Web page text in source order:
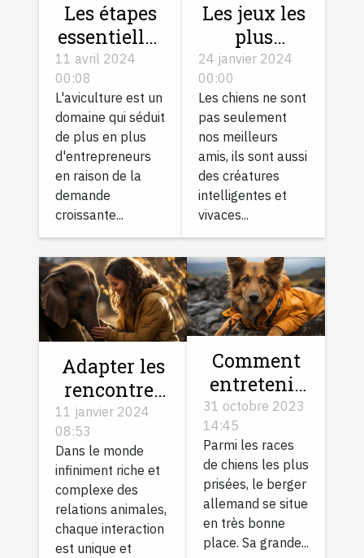
Les étapes
essentielles
pour lancer
son élevage
de volailles
en France
11 avril 2024
00:08
L'aviculture est un
domaine qui séduit
de plus en plus
d'entrepreneurs
en raison de la
demande
croissante...
Les jeux les
plus
amusants
stimuler
votre chien
24 janvier 2024
00:00
Les chiens ne sont
pas seulement
nos meilleurs
amis, ils sont aussi
des créatures
intelligentes et
vivaces...
Adapter les
rencontres
entre
animaux à
leur
personnalité
11 janvier 2024
08:53
Dans le monde
infiniment riche et
complexe des
relations animales,
chaque interaction
est unique et
Comment
entretenir
le pelage
de votre
Berger
allemand ?
31 octobre 2023
14:45
Parmi les races
de chiens les plus
prisées, le berger
allemand se situe
en très bonne
place. Sa grande...